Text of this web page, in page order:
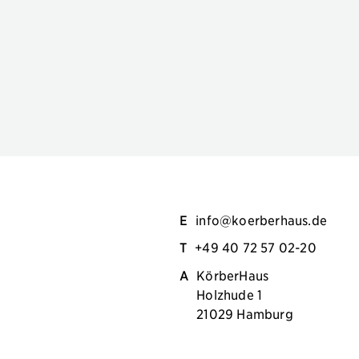
E info@koerberhaus.de
T +49 40 72 57 02-20
A KörberHaus
Holzhude 1
21029 Hamburg